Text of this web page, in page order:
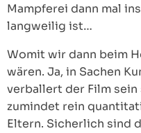
Mampferei dann mal
langweilig ist…
Womit wir dann beim
wären. Ja, in Sachen
verballert der Film
zumindet rein
Eltern. Sicherlich sind